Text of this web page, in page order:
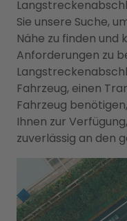
Sie unsere Suche,
Nähe zu finden und
Anforderungen zu
Fahrzeug, einen
Fahrzeug
Ihnen zur
zuverlässig an den